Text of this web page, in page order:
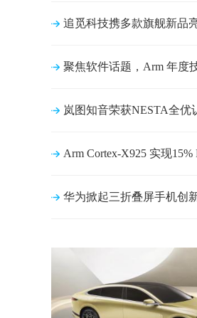
追觅科技携多款旗舰新品
聚焦软件话题，Arm 年度
岚图知音荣获NESTA全
Arm Cortex-X925 实现
华为掀起三折叠屏手机创